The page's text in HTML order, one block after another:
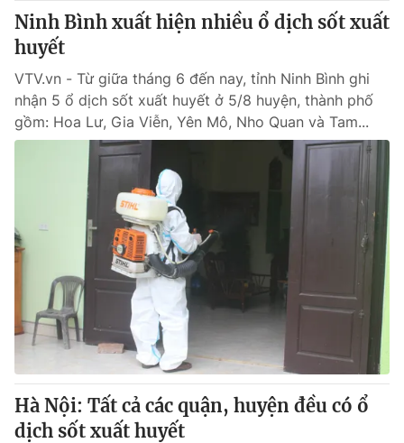
Ninh Bình xuất hiện nhiều ổ dịch sốt xuất
huyết
VTV.vn - Từ giữa tháng 6 đến nay, tỉnh Ninh Bình ghi
nhận 5 ổ dịch sốt xuất huyết ở 5/8 huyện, thành phố
gồm: Hoa Lư, Gia Viễn, Yên Mô, Nho Quan và Tam...
Hà Nội: Tất cả các quận, huyện đều có ổ
dịch sốt xuất huyết